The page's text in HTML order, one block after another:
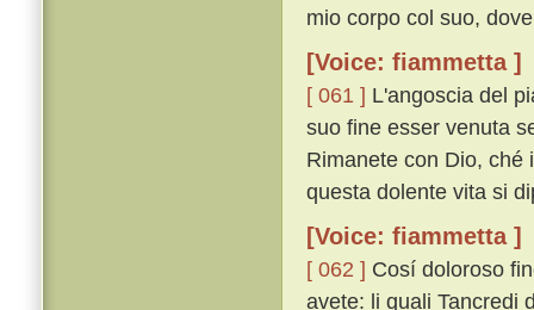
mio corpo col suo,
[Voice: fiammetta ]
[ 061 ] L'angoscia del
suo fine esser venuta
Rimanete con Dio, ché
questa dolente vita si
[Voice: fiammetta ]
[ 062 ] Cosí doloroso
avete: li quali Tancredi